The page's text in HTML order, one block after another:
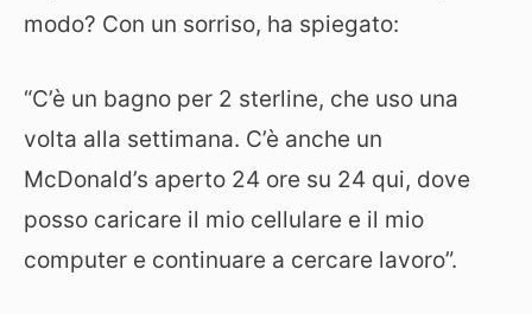
modo? Con un sorriso, ha spiegato:
“C’è un bagno per 2 sterline, che uso una
volta alla settimana. C’è anche un
McDonald’s aperto 24 ore su 24 qui, dove
posso caricare il mio cellulare e il mio
computer e continuare a cercare lavoro”.